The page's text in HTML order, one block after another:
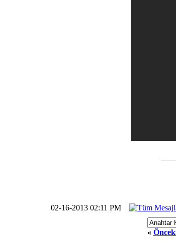
02-16-2013 02:11 PM
«